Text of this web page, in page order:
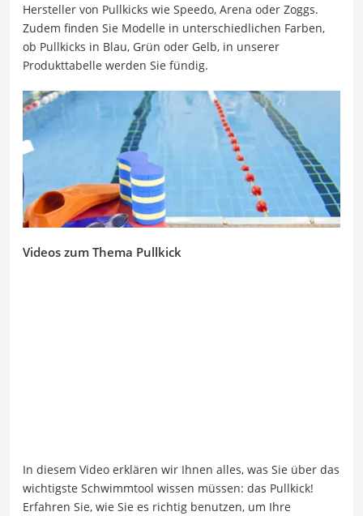
Hersteller von Pullkicks wie Speedo, Arena oder Zoggs.
Zudem finden Sie Modelle in unterschiedlichen Farben,
ob Pullkicks in Blau, Grün oder Gelb, in unserer
Produkttabelle werden Sie fündig.
Videos zum Thema Pullkick
In diesem Video erklären wir Ihnen alles, was Sie über das
wichtigste Schwimmtool wissen müssen: das Pullkick!
Erfahren Sie, wie Sie es richtig benutzen, um Ihre